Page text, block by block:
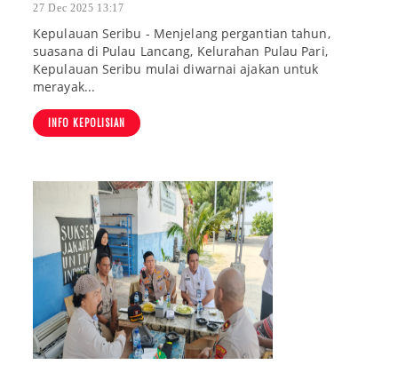
27 Dec 2025 13:17
Kepulauan Seribu - Menjelang pergantian tahun,
suasana di Pulau Lancang, Kelurahan Pulau Pari,
Kepulauan Seribu mulai diwarnai ajakan untuk
merayak...
INFO KEPOLISIAN